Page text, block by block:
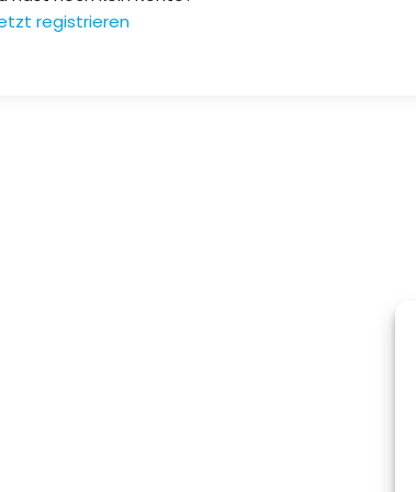
registrieren